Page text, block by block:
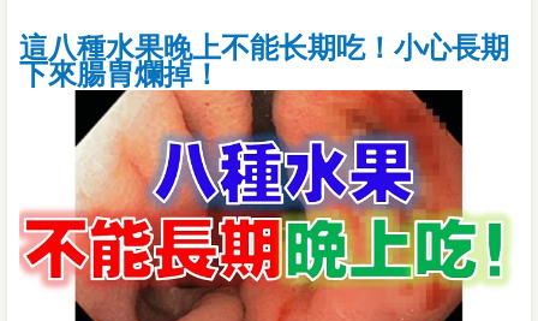
這八種水果晚上不能长期吃！小心長期
下來腸胃爛掉！